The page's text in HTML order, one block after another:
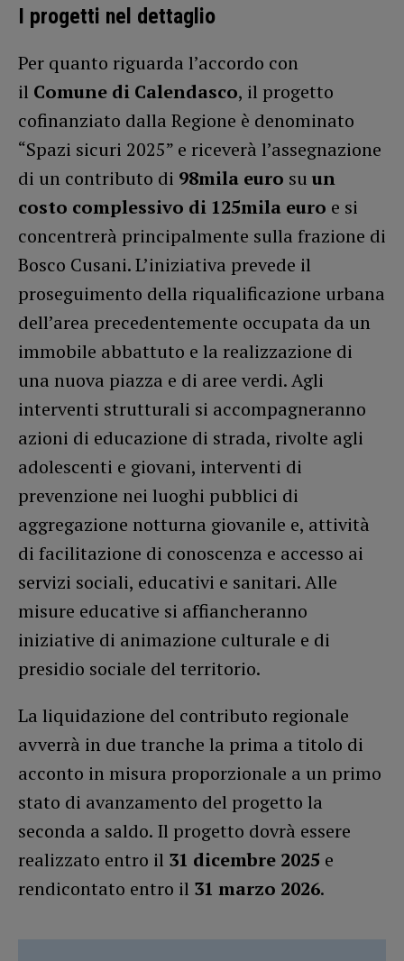
I progetti nel dettaglio
Per quanto riguarda l’accordo con
il Comune di Calendasco, il progetto
cofinanziato dalla Regione è denominato
“Spazi sicuri 2025” e riceverà l’assegnazione
di un contributo di 98mila euro su un
costo complessivo di 125mila euro e si
concentrerà principalmente sulla frazione di
Bosco Cusani. L’iniziativa prevede il
proseguimento della riqualificazione urbana
dell’area precedentemente occupata da un
immobile abbattuto e la realizzazione di
una nuova piazza e di aree verdi. Agli
interventi strutturali si accompagneranno
azioni di educazione di strada, rivolte agli
adolescenti e giovani, interventi di
prevenzione nei luoghi pubblici di
aggregazione notturna giovanile e, attività
di facilitazione di conoscenza e accesso ai
servizi sociali, educativi e sanitari. Alle
misure educative si affiancheranno
iniziative di animazione culturale e di
presidio sociale del territorio.
La liquidazione del contributo regionale
avverrà in due tranche la prima a titolo di
acconto in misura proporzionale a un primo
stato di avanzamento del progetto la
seconda a saldo. Il progetto dovrà essere
realizzato entro il 31 dicembre 2025 e
rendicontato entro il 31 marzo 2026.